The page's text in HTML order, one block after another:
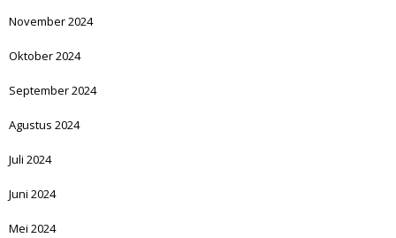
November 2024
Oktober 2024
September 2024
Agustus 2024
Juli 2024
Juni 2024
Mei 2024